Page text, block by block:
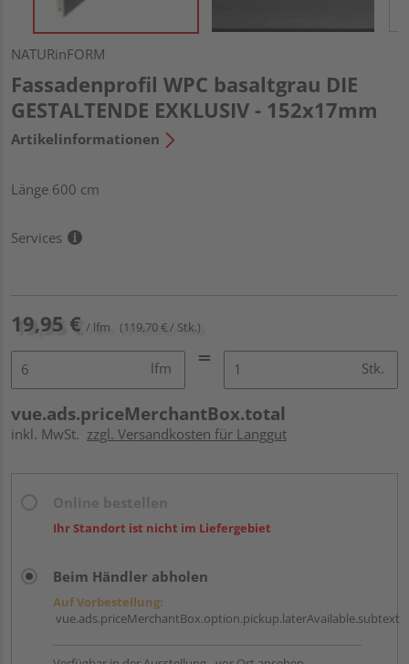
NATURinFORM
Fassadenprofil WPC basaltgrau DIE
GESTALTENDE EXKLUSIV - 152x17mm
Artikelinformationen
Länge 600 cm
Services
19,95 € / lfm (119,70 € / Stk.)
lfm Stk.
vue.ads.priceMerchantBox.total
inkl. MwSt. zzgl. Versandkosten für Langgut
Ihr Standort ist nicht im Liefergebiet
Beim Händler abholen
Auf Vorbestellung:
vue.ads.priceMerchantBox.option.pickup.laterAvailable.subtext